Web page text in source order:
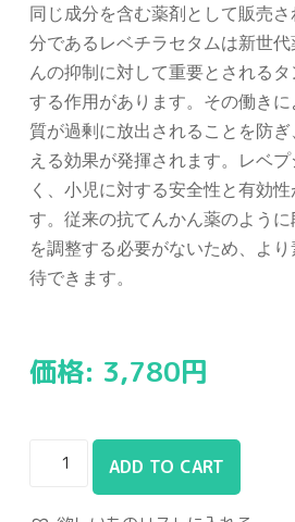
同じ成分を含む薬剤として販売
分であるレベチラセタムは新世
んの抑制に対して重要とされるタ
する作用があります。その働き
質が過剰に放出されることを防
える効果が発揮されます。レベ
く、小児に対する安全性と有効
す。従来の抗てんかん薬のよう
を調整する必要がないため、よ
待できます。
価格: 3,780円
ADD TO CART